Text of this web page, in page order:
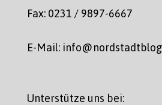
Fax: 0231 / 9897-6667
E-Mail:
Unterstütze uns bei: